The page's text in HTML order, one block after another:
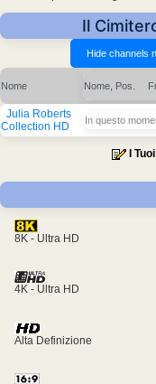
Il
Nome Nome, Pos.
Julia Roberts
Collection HD
In questo
I
8K - Ultra HD
4K - Ultra HD
Alta Definizione